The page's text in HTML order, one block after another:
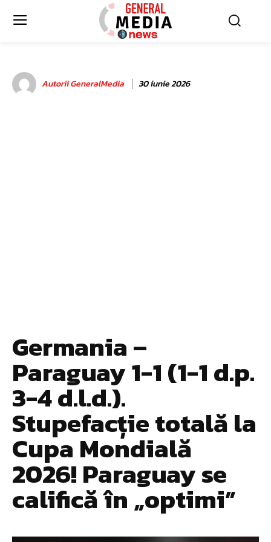
Autorii GeneralMedia 30 iunie 2026
Germania –
Paraguay 1-1 (1-1 d.p.
3-4 d.l.d.).
Stupefacție totală la
Cupa Mondială
2026! Paraguay se
califică în „optimi”